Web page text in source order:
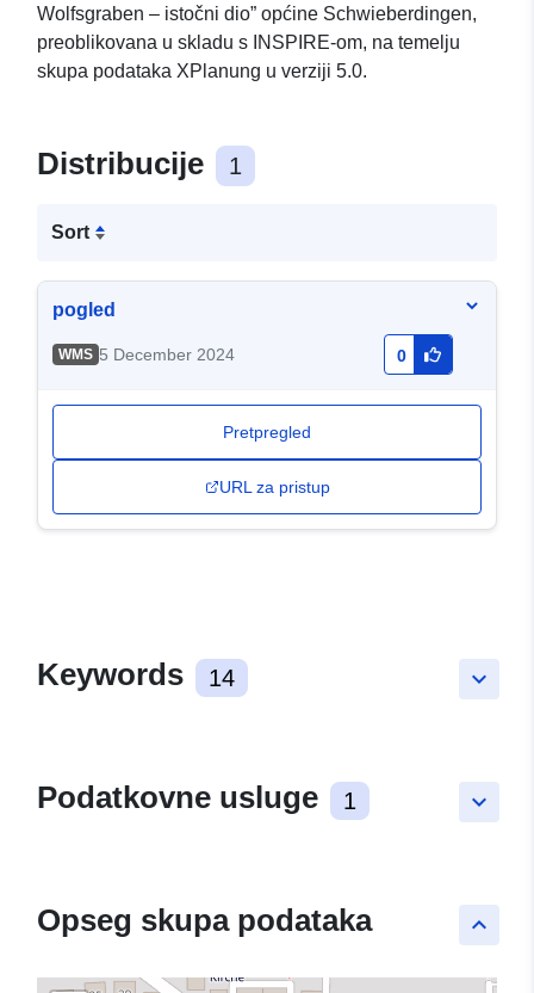
Wolfsgraben – istočni dio” općine Schwieberdingen,
preoblikovana u skladu s INSPIRE-om, na temelju
skupa podataka XPlanung u verziji 5.0.
Distribucije 1
Sort
pogled
WMS 5 December 2024 0
Pretpregled
URL za pristup
keyboard_arrow_down
Keywords 14
keyboard_arrow_down
Podatkovne usluge 1
keyboard_arrow_up
Opseg skupa podataka